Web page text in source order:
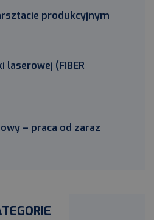
produkcyjnym
laserowej (FIBER
– praca od zaraz